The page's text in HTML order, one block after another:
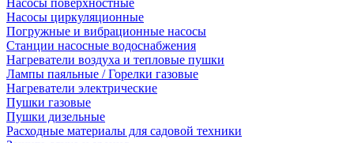
Насосы поверхностные
Насосы циркуляционные
Погружные и вибрационные насосы
Станции насосные водоснабжения
Нагреватели воздуха и тепловые пушки
Лампы паяльные / Горелки газовые
Нагреватели электрические
Пушки газовые
Пушки дизельные
Расходные материалы для садовой техники